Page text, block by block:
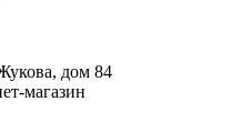
дом 84
магазин